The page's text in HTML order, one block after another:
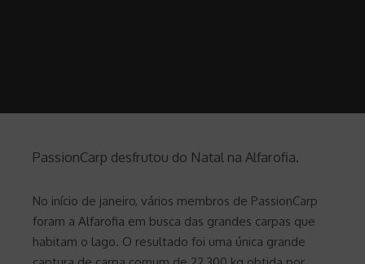
PassionCarp desfrutou do Natal na Alfarofia.
No início de janeiro, vários membros de PassionCarp
foram a Alfarofia em busca das grandes carpas que
habitam o lago. O resultado foi uma única grande